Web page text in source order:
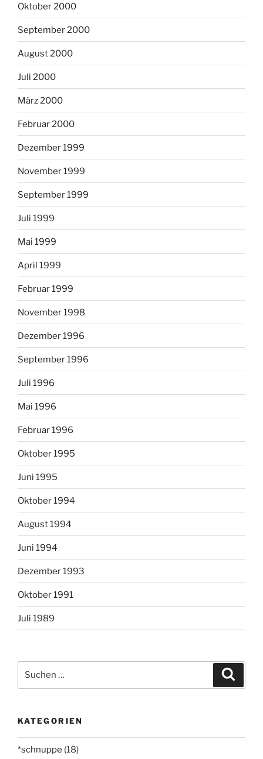
Oktober 2000
September 2000
August 2000
Juli 2000
März 2000
Februar 2000
Dezember 1999
November 1999
September 1999
Juli 1999
Mai 1999
April 1999
Februar 1999
November 1998
Dezember 1996
September 1996
Juli 1996
Mai 1996
Februar 1996
Oktober 1995
Juni 1995
Oktober 1994
August 1994
Juni 1994
Dezember 1993
Oktober 1991
Juli 1989
nach:
KATEGORIEN
*schnuppe (18)